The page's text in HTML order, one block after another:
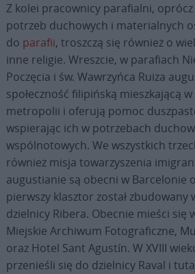
Z kolei pracownicy parafialni,
potrzeb duchowych i materialnych
do parafii, troszczą się również o
inne religie. Wreszcie, w parafiach
Poczęcia i św. Wawrzyńca Ruiza
społeczność filipińską mieszkającą
metropolii i oferują pomoc
wspierając ich w potrzebach
wspólnotowych. We wszystkich
również misja towarzyszenia
augustianie są obecni w Barcelonie
pierwszy klasztor został zbudowany
dzielnicy Ribera. Obecnie mieści się
Miejskie Archiwum Fotograficzne,
oraz Hotel Sant Agustín. W XVIII
przenieśli się do dzielnicy Raval i